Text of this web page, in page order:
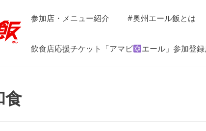
参加店・メニュー紹介 #奥州エール飯とは
飲食店応援チケット「アマビ エール」参加登
食